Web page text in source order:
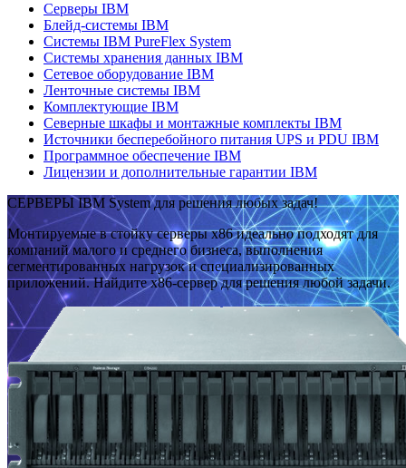
Серверы IBM
Блейд-системы IBM
Системы IBM PureFlex System
Системы хранения данных IBM
Сетевое оборудование IBM
Ленточные системы IBM
Комплектующие IBM
Северные шкафы и монтажные комплекты IBM
Источники бесперебойного питания UPS и PDU IBM
Программное обеспечение IBM
Лицензии и дополнительные гарантии IBM
СЕРВЕРЫ IBM System для решения любых задач!
Монтируемые в стойку серверы x86 идеально подходят для
компаний малого и среднего бизнеса, выполнения
сегментированных нагрузок и специализированных
приложений. Найдите x86-сервер для решения любой задачи.